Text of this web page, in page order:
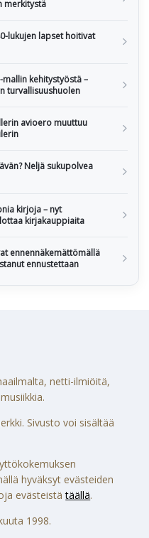
merkitystä
lukujen lapset hoitivat
kehitystyöstä –
turvallisuushuolen
avioero muuttuu
Neljä sukupolvea
kirjoja – nyt
kirjakauppiaita
ennennäkemättömällä
ennustettaan
netti-ilmiöitä,
Sivusto voi sisältää
hyväksyt evästeiden
evästeistätäällä.
1998.